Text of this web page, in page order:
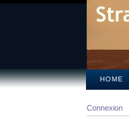
HOME
Connexion